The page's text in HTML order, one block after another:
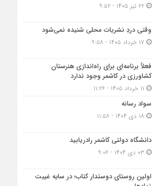
۲۲ تیر ۱۴۰۵ - ۹:۵۲
وقتی دردِ نشریات محلی شنیده نمی‌شود
فعلاً برنامه‌ای برای راه‌اندازی هنرستان
کشاورزی در کاشمر وجود ندارد
سواد رسانه
دانشگاه دولتی کاشمر‌ رادریابید
اولین روستای دوستدار کتاب؛ در سایه غیبت